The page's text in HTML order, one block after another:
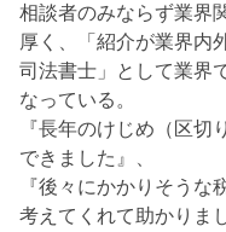
相談者のみならず業界
厚く、「紹介が業界内
司法書士」として業界
なっている。
『長年のけじめ（区切
できました』、
『後々にかかりそうな
考えてくれて助かりま